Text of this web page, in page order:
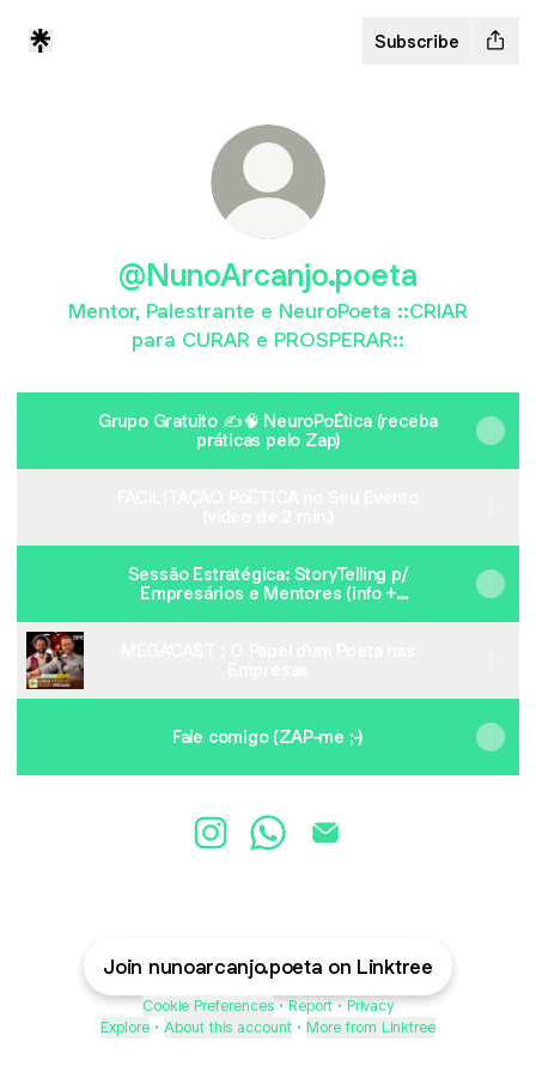
Subscribe
@NunoArcanjo.poeta
Mentor, Palestrante e NeuroPoeta ::CRIAR
para CURAR e PROSPERAR::
Grupo Gratuito ✍️🧠 NeuroPoÉtica (receba
práticas pelo Zap)
Sessão Estratégica: StoryTelling p/
Empresários e Mentores (info +
Fale comigo (ZAP-me ;-)
Join nunoarcanjo.poeta on Linktree
Cookie Preferences • Report • Privacy
Explore • About this account • More from Linktree